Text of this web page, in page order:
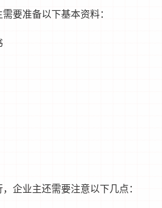
要准备以下基本资料：
企业主还需要注意以下几点：